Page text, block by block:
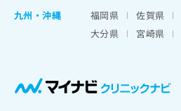
九州・沖縄
福岡県 佐賀県
大分県
宮崎県